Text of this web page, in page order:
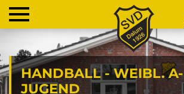
HANDBALL - WEIBL. A-
JUGEND